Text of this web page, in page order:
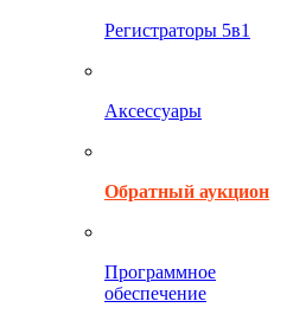
Регистраторы 5в1
Аксессуары
Обратный аукцион
Программное
обеспечение